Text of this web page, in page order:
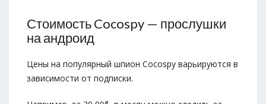
Стоимость Cocospy — прослушки
на андроид
Цены на популярный шпион Cocospy варьируются в
зависимости от подписки.